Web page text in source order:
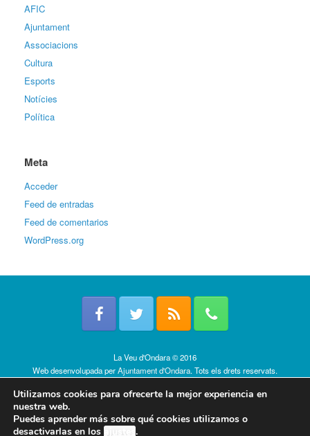
AFIC
Ajuntament
Associacions
Cultura
Esports
Notícies
Política
Meta
Acceder
Feed de entradas
Feed de comentarios
WordPress.org
La Veu d'Ondara © 2016
Web desenvolupada perAjuntament d'Ondara. Tots els drets reservats.
Utilizamos cookies para ofrecerte la mejor experiencia en
nuestra web.
Puedes aprender más sobre qué cookies utilizamos o
desactivarlas en los ajustes.